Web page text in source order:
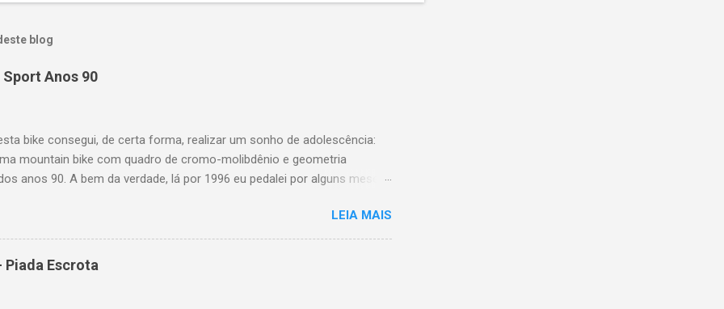
blog
Anos 90
bike consegui, de certa forma, realizar um sonho de adolescência:
mountain bike com quadro de cromo-molibdênio e geometria
anos 90. A bem da verdade, lá por 1996 eu pedalei por alguns meses
tinham apenas os três tubos principais em cromoly. Esta Specialized
eu consegui na Jamur Bikes, sendo trazida recentemente dos
pelo próprio Paulo Jamur (proprietário da loja e meu boss), que se
LEIA MAIS
Piada Escrota